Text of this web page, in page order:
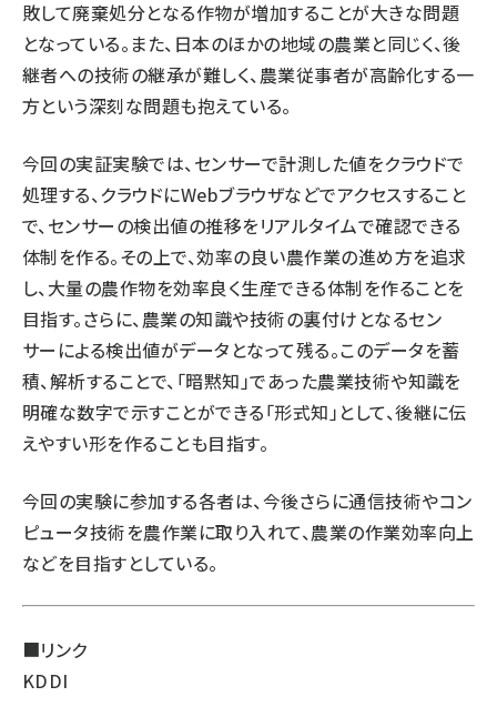
敗して廃棄処分となる作物が増加することが大きな問題
となっている。また、日本のほかの地域の農業と同じく、後
継者への技術の継承が難しく、農業従事者が高齢化する一
方という深刻な問題も抱えている。
今回の実証実験では、センサーで計測した値をクラウドで
処理する、クラウドにWebブラウザなどでアクセスすること
で、センサーの検出値の推移をリアルタイムで確認できる
体制を作る。その上で、効率の良い農作業の進め方を追求
し、大量の農作物を効率良く生産できる体制を作ることを
目指す。さらに、農業の知識や技術の裏付けとなるセン
サーによる検出値がデータとなって残る。このデータを蓄
積、解析することで、「暗黙知」であった農業技術や知識を
明確な数字で示すことができる「形式知」として、後継に伝
えやすい形を作ることも目指す。
今回の実験に参加する各者は、今後さらに通信技術やコン
ピュータ技術を農作業に取り入れて、農業の作業効率向上
などを目指すとしている。
■リンク
KDDI